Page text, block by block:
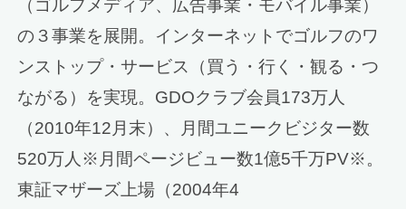
（ゴルフメディア、広告事業・モバイル事業）
の３事業を展開。インターネットでゴルフのワ
ンストップ・サービス（買う・行く・観る・つ
ながる）を実現。GDOクラブ会員173万人
（2010年12月末）、月間ユニークビジター数
520万人※月間ページビュー数1億5千万PV※。
東証マザーズ上場（2004年4